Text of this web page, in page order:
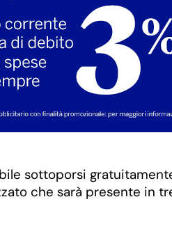
sottoporsi
che sarà presente in